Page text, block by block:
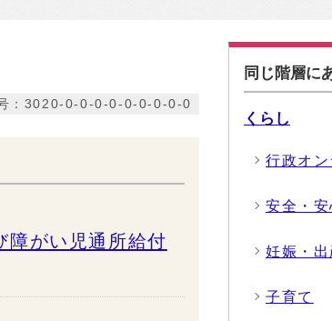
：3020-0-0-0-0-0-0-0-0-0
障がい児通所給付
同じ階層に
くらし
行政オ
安全・安
妊娠・出
子育て